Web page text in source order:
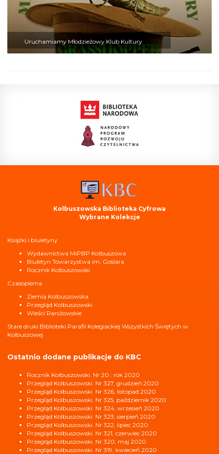
Uruchamiamy Młodzieżowy Klub Kultury
Kolbuszowska Biblioteka Cyfrowa
Wybrane Kolekcje
Książki i biuletyny
Wydawnictwa MiPBP Kolbuszowa
Biuletyn Towarzystwa im. Goslara
Rocznik Kolbuszowski
Czasopisma
Ziemia Kolbuszowska
Przegląd Kolbuszowski
Wieści Raniżowskie
Stare druki Biblioteki Parafii Kolegiackiej Wszystkich Świętych w
Kolbuszowej
Ostatnio dodane publikacje do KBC
Rocznik Kolbuszowski. Nr 20 : rok 2020
Przegląd Kolbuszowski. Nr 327, grudzień 2020
Przegląd Kolbuszowski. Nr 326, listopad 2020
Przegląd Kolbuszowski. Nr 325, październik 2020
Przegląd Kolbuszowski. Nr 324, wrzesień 2020
Przegląd Kolbuszowski. Nr 323, sierpień 2020
Przegląd Kolbuszowski. Nr 322, lipiec 2020
Przegląd Kolbuszowski. Nr 321, czerwiec 2020
Przegląd Kolbuszowski. Nr 320, maj 2020
Przegląd Kolbuszowski. Nr 319, kwiecień 2020